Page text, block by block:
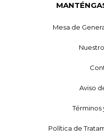
Mesa de
Aviso
Términos
Política de